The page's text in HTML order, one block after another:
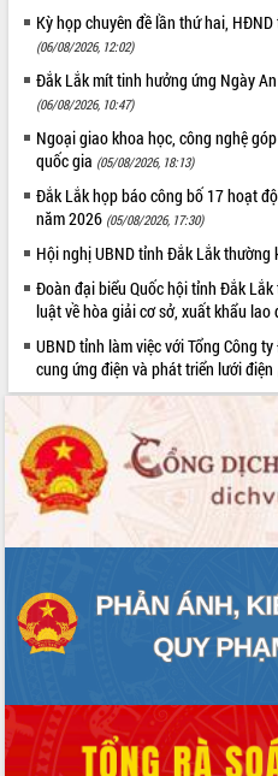
Lắk
Khơi thông điểm nghẽn, đẩy nhanh
giải ngân vốn khắc phục thiên tai
HĐND tỉnh thông qua điều chỉnh Quy
hoạch tỉnh thời kỳ 2021-2030
Hội thảo góp ý hồ sơ điều chỉnh quy
hoạch tỉnh Đắk Lắk thời kỳ 2021-2030,
tầm nhìn đến năm 2050
Nâng cao hiệu quả hoạt động của các
doanh nghiệp nhà nước
Hội nghị triển khai kết nối mạng
truyền số liệu chuyên dùng phục vụ cơ
quan Đảng, Nhà nước
Lễ phát động chuỗi hoạt động chung
tay làm sạch môi trường
Xã Ea Kar bước chuyển mình trong
công tác cải cách hành chính mô hình
mới
UBND tỉnh họp báo định kỳ tháng 4
năm 2026
phát triển nền kinh tế xanh tại tỉnh
Đắk Lắk”
Tăng cường giám sát, đôn đốc thực
hiện nhiệm vụ quản lý tài sản công
Tháo gỡ những vướng mắc, đẩy mạnh
công tác cải cách thủ tục hành chính
tại Trung tâm Phục vụ hành chính
Kỳ họp chuyên đề lần thứ hai,
(06/08/2026, 12:02)
Đắk Lắk mít tinh hưởng ứng Ngày
(06/08/2026, 10:47)
Ngoại giao khoa học, công nghệ
quốc gia (05/08/2026, 18:13)
Đắk Lắk họp báo công bố 17 hoạt
năm 2026 (05/08/2026, 17:30)
Hội nghị UBND tỉnh Đắk Lắk
Đoàn đại biểu Quốc hội tỉnh Đắk
luật về hòa giải cơ sở, xuất khẩu lao
UBND tỉnh làm việc với Tổng Công
cung ứng điện và phát triển lưới điện